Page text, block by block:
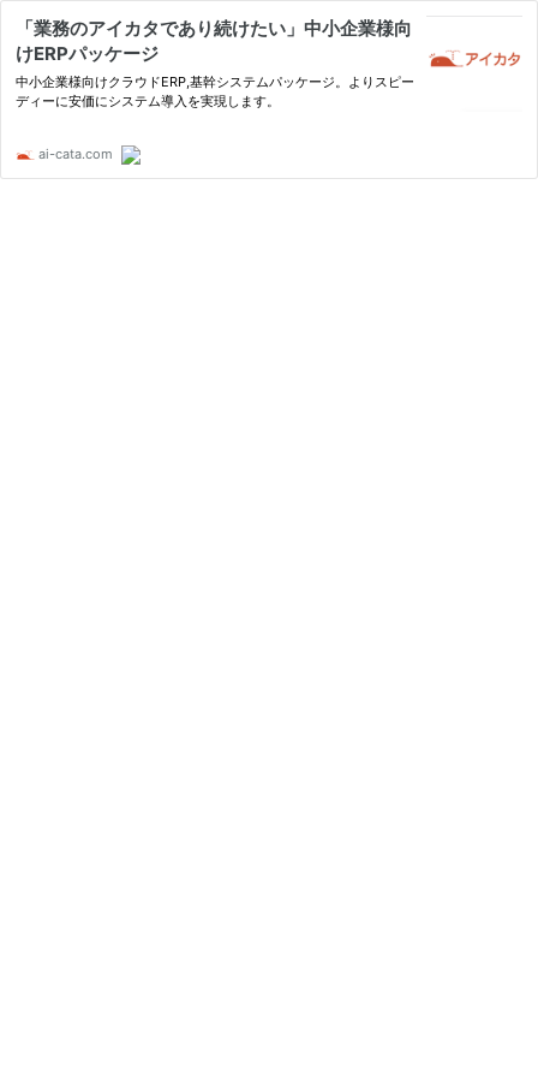
「業務のアイカタであり続けたい」中小企業様向
けERPパッケージ
中小企業様向けクラウドERP,基幹システムパッケージ。よりスピー
ディーに安価にシステム導入を実現します。
ai-cata.com